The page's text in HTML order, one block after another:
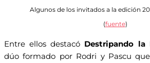
Algunos de los invitados a la edición
(fuente)
Entre ellos destacó Destripando la
dúo formado por Rodri y Pascu